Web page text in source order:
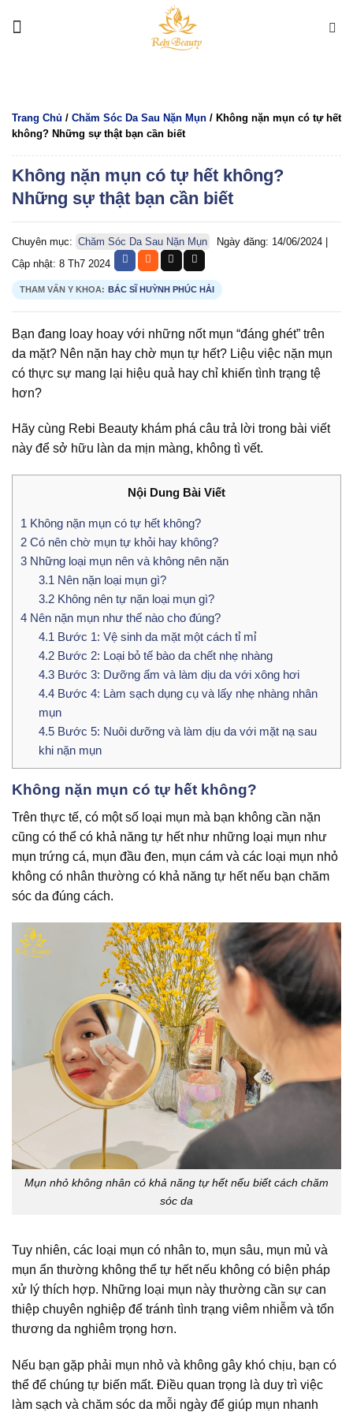
qua
Trang Chủ / Chăm Sóc Da Sau Nặn Mụn / Không nặn mụn có tự hết
không? Những sự thật bạn cần biết
Không nặn mụn có tự hết không?
Những sự thật bạn cần biết
Chuyên mục: Chăm Sóc Da Sau Nặn Mụn Ngày đăng: 14/06/2024
Cập nhật: 8 Th7 2024
THAM VẤN Y KHOA: BÁC SĨ HUỲNH PHÚC HẢI
Bạn đang loay hoay với những nốt mụn “đáng ghét” trên
da mặt? Nên nặn hay chờ mụn tự hết? Liệu việc nặn mụn
có thực sự mang lại hiệu quả hay chỉ khiến tình trạng tệ
hơn?
Hãy cùng Rebi Beauty khám phá câu trả lời trong bài viết
này để sở hữu làn da mịn màng, không tì vết.
Nội Dung Bài Viết
1 Không nặn mụn có tự hết không?
2 Có nên chờ mụn tự khỏi hay không?
3 Những loại mụn nên và không nên nặn
3.1 Nên nặn loại mụn gì?
3.2Không nên tự nặn loại mụn gì?
4 Nên nặn mụn như thế nào cho đúng?
4.1 Bước 1: Vệ sinh da mặt một cách tỉ mỉ
4.2Bước 2: Loại bỏ tế bào da chết nhẹ nhàng
4.3Bước 3: Dưỡng ẩm và làm dịu da với xông hơi
4.4Bước 4: Làm sạch dụng cụ và lấy nhẹ nhàng nhân
mụn
4.5Bước 5: Nuôi dưỡng và làm dịu da với mặt nạ sau
khi nặn mụn
Không nặn mụn có tự hết không?
Trên thực tế, có một số loại mụn mà bạn không cần nặn
cũng có thể có khả năng tự hết như những loại mụn như
mụn trứng cá, mụn đầu đen, mụn cám và các loại mụn nhỏ
không có nhân thường có khả năng tự hết nếu bạn chăm
sóc da đúng cách.
Mụn nhỏ không nhân có khả năng tự hết nếu biết cách chăm
sóc da
Tuy nhiên, các loại mụn có nhân to, mụn sâu, mụn mủ và
mụn ẩn thường không thể tự hết nếu không có biện pháp
xử lý thích hợp. Những loại mụn này thường cần sự can
thiệp chuyên nghiệp để tránh tình trạng viêm nhiễm và tổn
thương da nghiêm trọng hơn.
Nếu bạn gặp phải mụn nhỏ và không gây khó chịu, bạn có
thể để chúng tự biến mất. Điều quan trọng là duy trì việc
làm sạch và chăm sóc da mỗi ngày để giúp mụn nhanh